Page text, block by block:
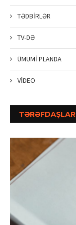
TƏDBİRLƏR
TV-DƏ
ÜMUMİ PLANDA
VİDEO
TƏRƏFDAŞLAR